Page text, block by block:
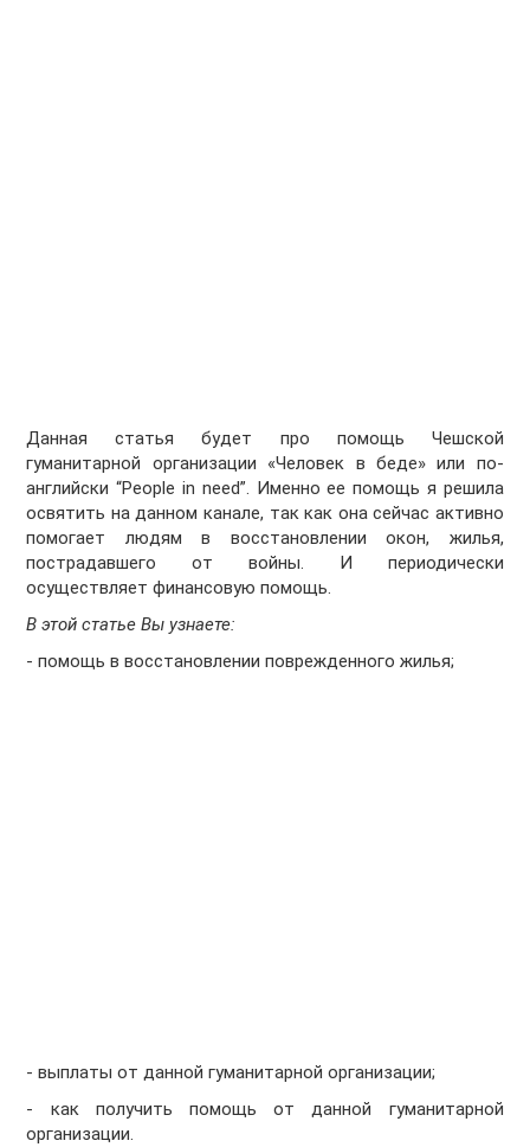
Данная статья будет про помощь Чешской
гуманитарной организации «Человек в беде» или по-
английски “People in need”. Именно ее помощь я решила
освятить на данном канале, так как она сейчас активно
помогает людям в восстановлении окон, жилья,
пострадавшего от войны. И периодически
осуществляет финансовую помощь.
В этой статье Вы узнаете:
- помощь в восстановлении поврежденного жилья;
- выплаты от данной гуманитарной организации;
- как получить помощь от данной гуманитарной
организации.